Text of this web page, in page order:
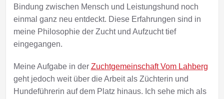
Bindung zwischen Mensch und Leistungshund noch
einmal ganz neu entdeckt. Diese Erfahrungen sind in
meine Philosophie der Zucht und Aufzucht tief
eingegangen.
Meine Aufgabe in der Zuchtgemeinschaft Vom Lahberg
geht jedoch weit über die Arbeit als Züchterin und
Hundeführerin auf dem Platz hinaus. Ich sehe mich als